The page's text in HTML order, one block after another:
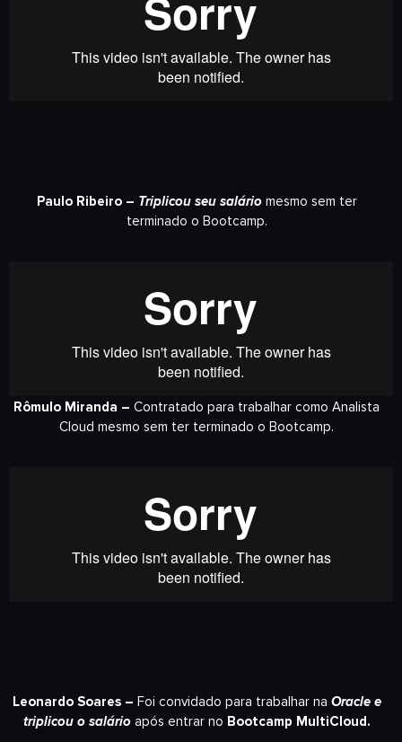
Paulo Ribeiro – Triplicou seu salário mesmo sem ter
terminado o Bootcamp.
Rômulo Miranda – Contratado para trabalhar como Analista
Cloud mesmo sem ter terminado o Bootcamp.
Leonardo Soares – Foi convidado para trabalhar na Oracle e
triplicou o salárioapós entrar no Bootcamp MultiCloud.